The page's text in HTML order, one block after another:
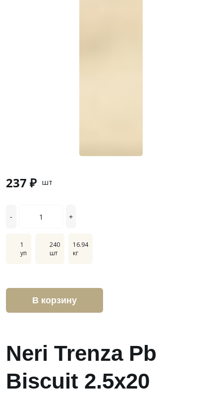
Neri Trenza Pb
Biscuit 2.5x20
237 ₽ шт
- +
1
уп
240
шт
16.94
кг
В корзину